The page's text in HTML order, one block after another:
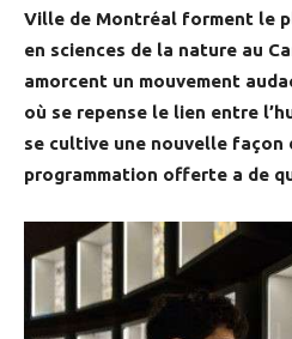
Ville de Montréal forment le
en sciences de la nature au
amorcent un mouvement
où se repense le lien entre
se cultive une nouvelle façon
programmation offerte a de